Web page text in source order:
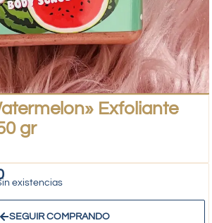
Exfoliante
gr
existencias
SEGUIR COMPRANDO